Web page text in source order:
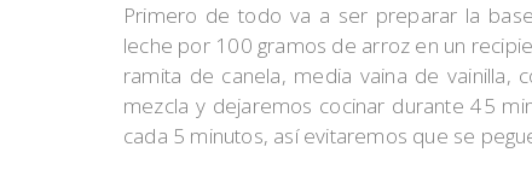
Primero de todo va a ser preparar la
leche por 100 gramos de arroz en un
ramita de canela, media vaina de vainilla,
mezcla y dejaremos cocinar durante 45
cada 5 minutos, así evitaremos que se